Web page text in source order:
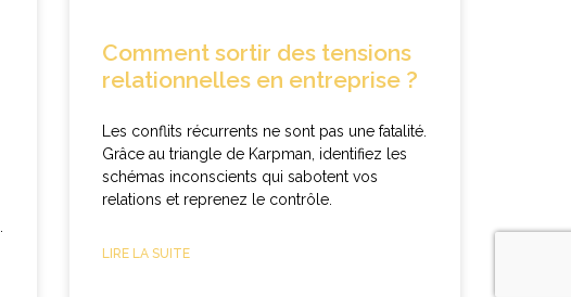
Comment sortir des tensions
relationnelles en entreprise ?
Les conflits récurrents ne sont pas une fatalité.
Grâce au triangle de Karpman, identifiez les
schémas inconscients qui sabotent vos
relations et reprenez le contrôle.
LIRE LA SUITE